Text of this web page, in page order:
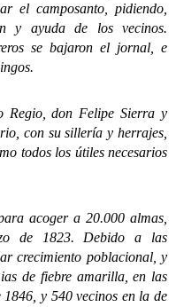
el camposanto, pidiendo,
y ayuda de los vecinos.
se bajaron el jornal, e
don Felipe Sierra y
con su sillería y herrajes,
todos los útiles necesarios
a 20.000 almas,
de 1823. Debido a las
crecimiento poblacional, y
de fiebre amarilla, en las
y 540 vecinos en la de